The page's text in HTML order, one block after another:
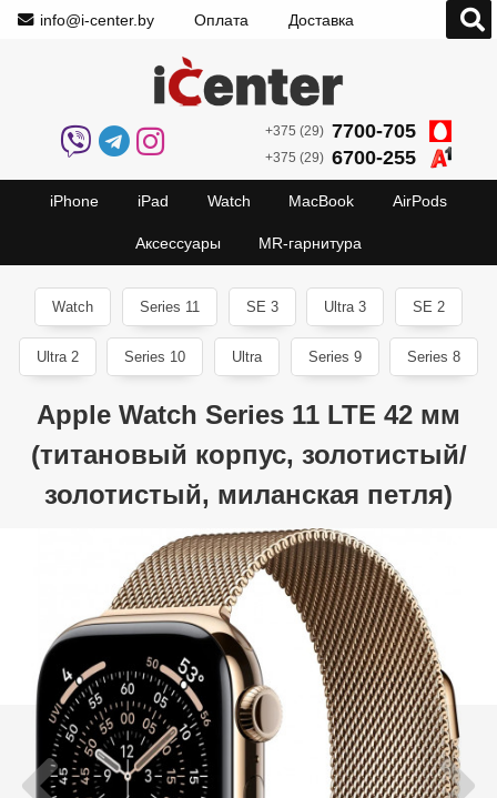
info@i-center.by Оплата Доставка
+375 (29) 7700-705
+375 (29) 6700-255
iPhone iPad Watch MacBook AirPods
Аксессуары MR-гарнитура
Watch Series 11 SE 3 Ultra 3 SE 2
Ultra 2 Series 10 Ultra Series 9 Series 8
Apple Watch Series 11 LTE 42 мм
(титановый корпус, золотистый/
золотистый, миланская петля)